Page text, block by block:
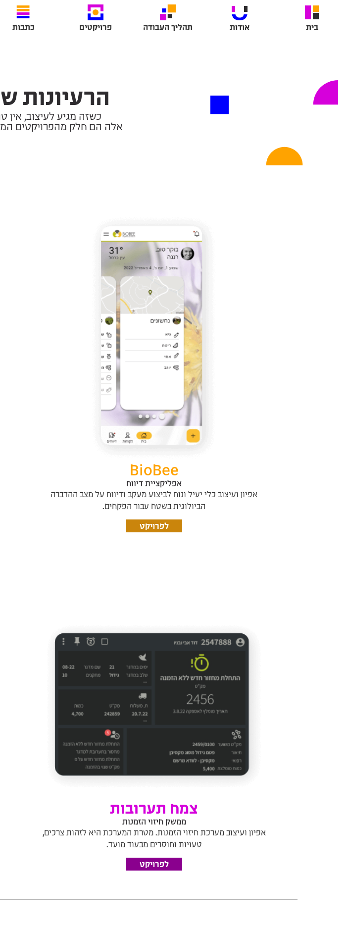
בית אודות תהליך העבודה פרויקטים כתבות
הרעיונות
כשזה מגיע לעיצוב, אין
אלה הם חלק מהפרויקטים
BioBee
אפליקציית דיווח
אפיון ועיצוב כלי יעיל ונוח לביצוע מעקב ודיווח על מצב ההדברה
הביולוגית בשטח עבור הפקחים.
לפרויקט
צמח תערובות
ממשק חיזוי הזמנות
אפיון ועיצוב מערכת חיזוי הזמנות. מטרת המערכת היא לזהות צרכים,
טעויות וחוסרים מבעוד מועד.
לפרויקט